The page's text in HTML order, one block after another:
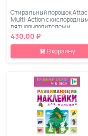
Стиральный порошок
Multi-Action с кислородным
пятновыводителем и
кондиционером 0,81 кг
430.00 ₽
В корзину